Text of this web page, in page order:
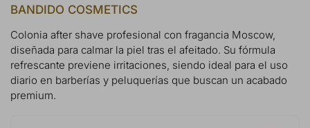
BANDIDO COSMETICS
Colonia after shave profesional con fragancia Moscow,
diseñada para calmar la piel tras el afeitado. Su fórmula
refrescante previene irritaciones, siendo ideal para el uso
diario en barberías y peluquerías que buscan un acabado
premium.